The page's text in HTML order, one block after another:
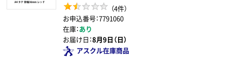
（4件）
お申込番号：7791060
在庫：あり
お届け日：8月9日（日）
アスクル在庫商品